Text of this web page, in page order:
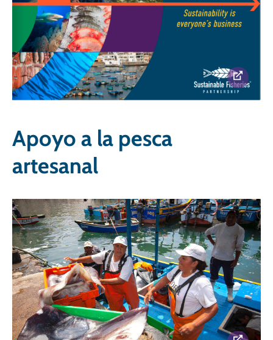
Apoyo a la pesca
artesanal